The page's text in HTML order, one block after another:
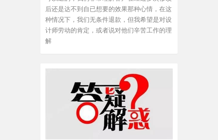
后还是达不到自已想要的效果那种心情，在这
种情况下，我们无条件退款，但我希望是对设
计师劳动的肯定，或者说对他们辛苦工作的理
解